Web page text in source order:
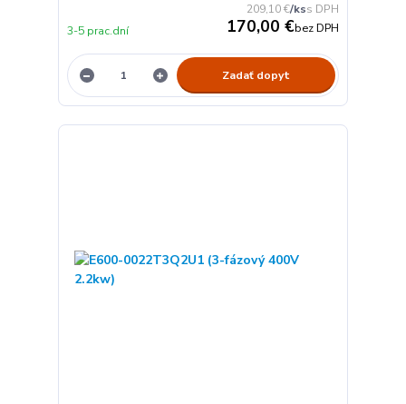
209,10 €/ks
170,00 €bez DPH
3-5 prac.dní
Zadať dopyt